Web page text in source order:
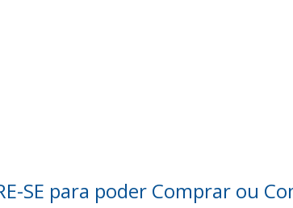
SE para poder Comprar ou